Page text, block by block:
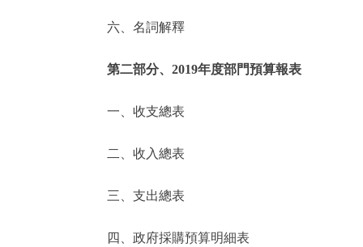
仲介服務
政民互動
12345網上接訴即辦
參與調查
走進北京
北京概況
六、名詞解釋
第二部分、2019年度部門預算報表
一、收支總表
二、收入總表
三、支出總表
四、政府採購預算明細表